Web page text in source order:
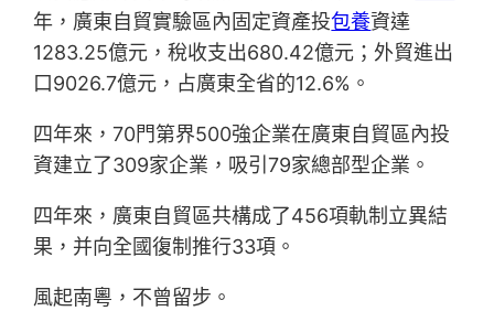
年，廣東自貿實驗區內固定資產投包養資達
1283.25億元，稅收支出680.42億元；外貿進出
口9026.7億元，占廣東全省的12.6%。
四年來，70門第界500強企業在廣東自貿區內投
資建立了309家企業，吸引79家總部型企業。
四年來，廣東自貿區共構成了456項軌制立異結
果，并向全國復制推行33項。
風起南粵，不曾留步。